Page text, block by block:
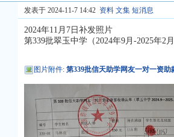
发表于 2024-11-7 14:42 资料 文集 短消息
2024年11月7日补发照片
第339批翠玉中学（2024年9月-2025年2
图片附件:第339批信天助学网友一对一资